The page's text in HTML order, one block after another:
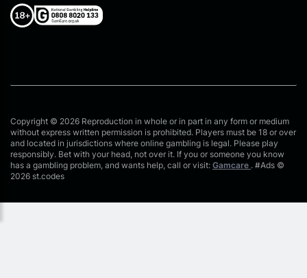
Copyright © 2026 Reproduction in whole or in part in any form or medium
without express written permission is prohibited. Players must be 18 or over
and located in jurisdictions where online gambling is legal. Please play
responsibly. Bet with your head, not over it. If you or someone you know
has a gambling problem, and wants help, call or visit: Gamcare . #Ads ©
2026 st.codes